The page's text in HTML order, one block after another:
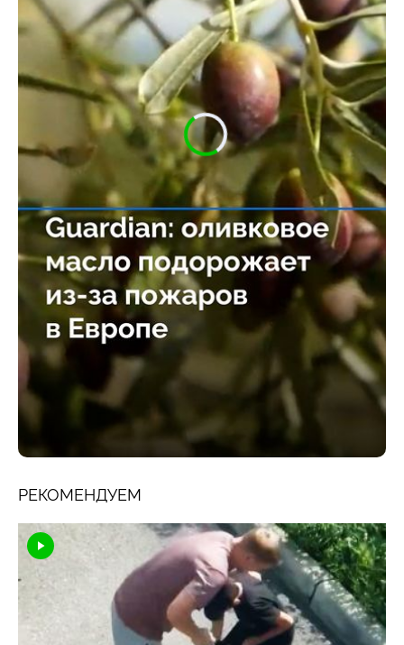
РЕКОМЕНДУЕМ